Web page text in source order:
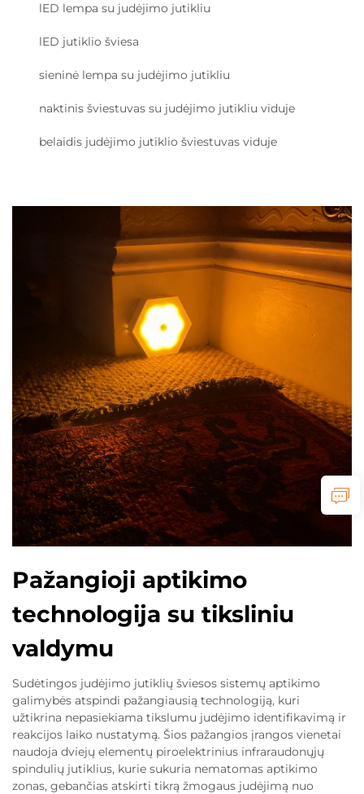
lED lempa su judėjimo jutikliu
lED jutiklio šviesa
sieninė lempa su judėjimo jutikliu
naktinis šviestuvas su judėjimo jutikliu viduje
belaidis judėjimo jutiklio šviestuvas viduje
Pažangioji aptikimo
technologija su tiksliniu
valdymu
Sudėtingos judėjimo jutiklių šviesos sistemų aptikimo
galimybės atspindi pažangiausią technologiją, kuri
užtikrina nepasiekiama tikslumu judėjimo identifikavimą ir
reakcijos laiko nustatymą. Šios pažangios įrangos vienetai
naudoja dviejų elementų piroelektrinius infraraudonųjų
spindulių jutiklius, kurie sukuria nematomas aptikimo
zonas, gebančias atskirti tikrą žmogaus judėjimą nuo